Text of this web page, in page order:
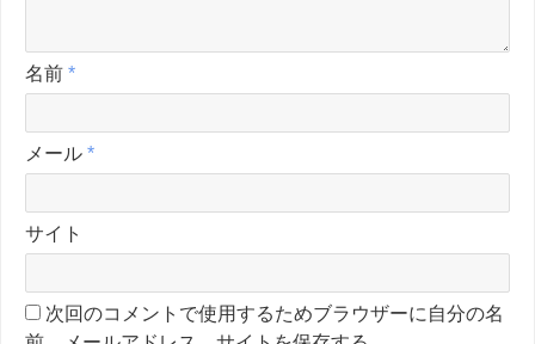
名前 *
メール *
サイト
次回のコメントで使用するためブラウザーに自分の名